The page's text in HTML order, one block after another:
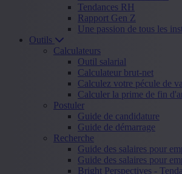
Tendances RH
Rapport Gen Z
Une passion de tous les
Outils
Calculateurs
Outil salarial
Calculateur brut-net
Calculez votre pécule de
Calculer la prime de fin
Postuler
Guide de candidature
Guide de démarrage
Recherche
Guide des salaires pour
Guide des salaires pour
Bright Perspectives -